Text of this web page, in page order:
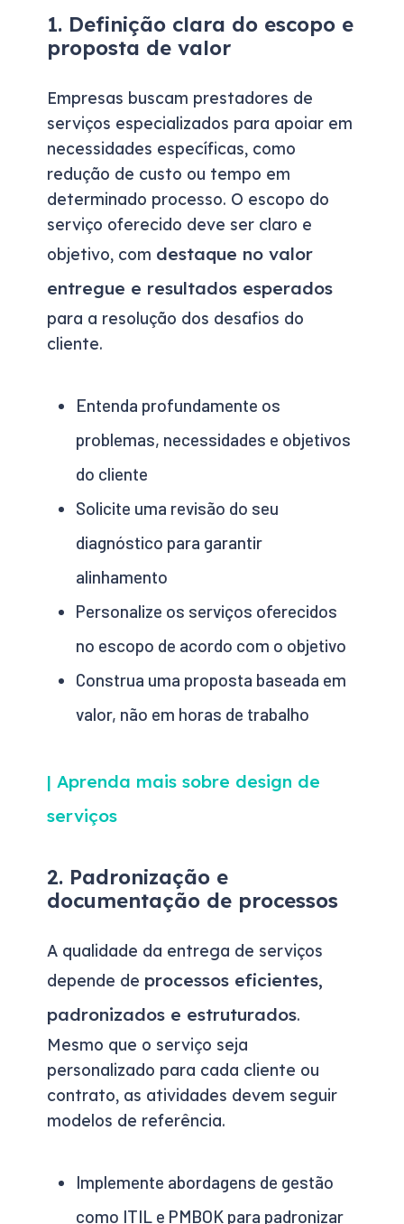
1. Definição clara do escopo e
proposta de valor
Empresas buscam prestadores de
serviços especializados para apoiar em
necessidades específicas, como
redução de custo ou tempo em
determinado processo. O escopo do
serviço oferecido deve ser claro e
objetivo, com destaque no valor
entregue e resultados esperados
para a resolução dos desafios do
cliente.
Entenda profundamente os
problemas, necessidades e objetivos
do cliente
Solicite uma revisão do seu
diagnóstico para garantir
alinhamento
Personalize os serviços oferecidos
no escopo de acordo com o objetivo
Construa uma proposta baseada em
valor, não em horas de trabalho
| Aprenda mais sobre design de
serviços
2. Padronização e
documentação de processos
A qualidade da entrega de serviços
depende de processos eficientes,
padronizados e estruturados.
Mesmo que o serviço seja
personalizado para cada cliente ou
contrato, as atividades devem seguir
modelos de referência.
Implemente abordagens de gestão
como ITIL e PMBOK para padronizar